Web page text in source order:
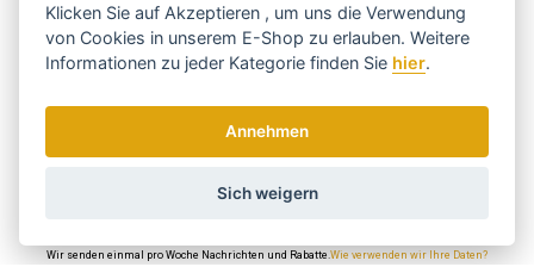
Holen Sie sich die besten Angebote
rechtzeitig ...
Wir senden einmal pro Woche Nachrichten und Rabatte. Wie verwenden wir Ihre Daten?
Klicken Sie auf Akzeptieren , um uns die Verwendung
von Cookies in unserem E-Shop zu erlauben. Weitere
Informationen zu jeder Kategorie finden Sie hier.
Annehmen
Sich weigern